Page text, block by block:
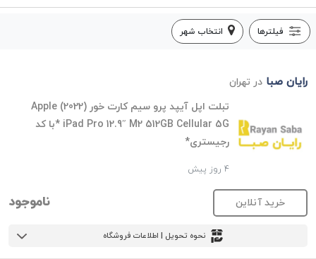
فیلترها انتخاب شهر
رایان صبا در تهران
تبلت اپل آیپد پرو سیم کارت خور (2022) Apple
iPad Pro 12.9″ M2 512GB Cellular 5G *با کد
رجیستری*
4 روز پیش
خرید آنلاین ناموجود
نحوه تحویل | اطلاعات فروشگاه